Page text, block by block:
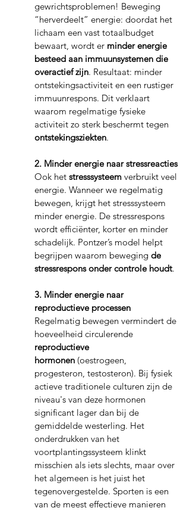
gewrichtsproblemen! Beweging
“herverdeelt” energie: doordat het
lichaam een vast totaalbudget
bewaart, wordt er minder energie
besteed aan immuunsystemen die
overactief zijn. Resultaat: minder
ontstekingsactiviteit en een rustiger
immuunrespons. Dit verklaart
waarom regelmatige fysieke
activiteit zo sterk beschermt tegen
ontstekingsziekten.
2. Minder energie naar stressreacties
Ook het stresssysteem verbruikt veel
energie. Wanneer we regelmatig
bewegen, krijgt het stresssysteem
minder energie. De stressrespons
wordt efficiënter, korter en minder
schadelijk. Pontzer’s model helpt
begrijpen waarom beweging de
stressrespons onder controle houdt.
3. Minder energie naar
reproductieve processen
Regelmatig bewegen vermindert de
hoeveelheid circulerende
reproductieve
hormonen (oestrogeen,
progesteron, testosteron). Bij fysiek
actieve traditionele culturen zijn de
niveau's van deze hormonen
significant lager dan bij de
gemiddelde westerling. Het
onderdrukken van het
voortplantingssysteem klinkt
misschien als iets slechts, maar over
het algemeen is het juist het
tegenovergestelde. Sporten is een
van de meest effectieve manieren